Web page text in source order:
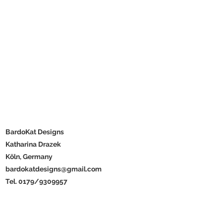
BardoKat Designs
Katharina Drazek
Köln, Germany
bardokatdesigns@gmail.com
Tel. 0179/9309957